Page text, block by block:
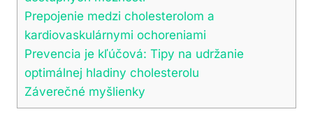
Prepojenie medzi ‍cholesterolom a
kardiovaskulárnymi ochoreniami
Prevencia ‍je kľúčová: Tipy na udržanie
optimálnej hladiny cholesterolu
Záverečné myšlienky